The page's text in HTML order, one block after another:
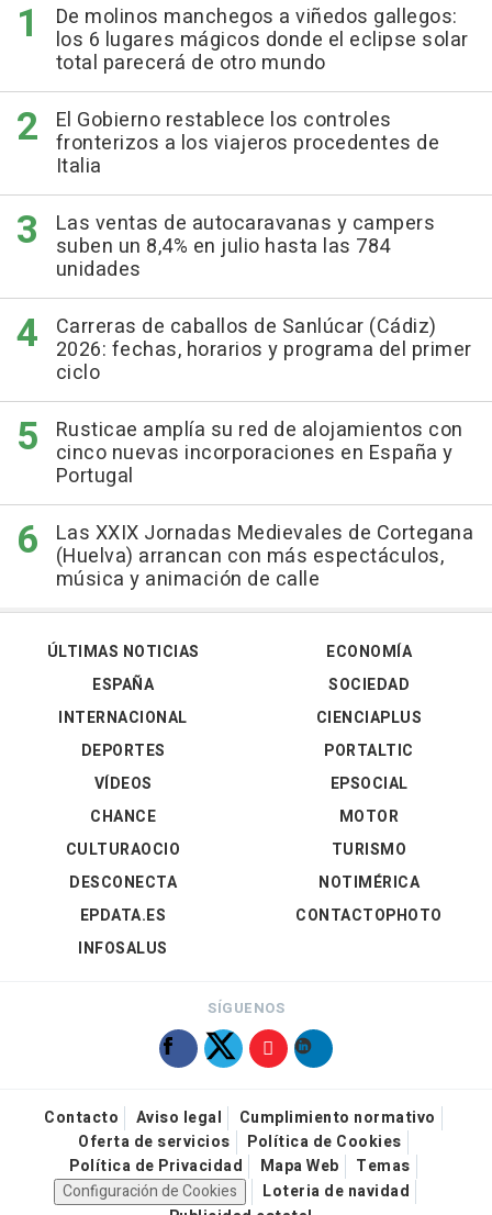
De molinos manchegos a viñedos gallegos:
los 6 lugares mágicos donde el eclipse solar
total parecerá de otro mundo
El Gobierno restablece los controles
fronterizos a los viajeros procedentes de
Italia
Las ventas de autocaravanas y campers
suben un 8,4% en julio hasta las 784
unidades
Carreras de caballos de Sanlúcar (Cádiz)
2026: fechas, horarios y programa del primer
ciclo
Rusticae amplía su red de alojamientos con
cinco nuevas incorporaciones en España y
Portugal
Las XXIX Jornadas Medievales de Cortegana
(Huelva) arrancan con más espectáculos,
música y animación de calle
ÚLTIMAS NOTICIAS
ESPAÑA
INTERNACIONAL
DEPORTES
VÍDEOS
ECONOMÍA
SOCIEDAD
CIENCIAPLUS
PORTALTIC
EPSOCIAL
CHANCE
CULTURAOCIO
DESCONECTA
EPDATA.ES
INFOSALUS
MOTOR
TURISMO
NOTIMÉRICA
CONTACTOPHOTO
SÍGUENOS
Contacto Aviso legal
Cumplimiento normativo
Oferta de servicios
Política de Cookies
Política de Privacidad
Mapa Web
Temas
Configuración de Cookies
Loteria de navidad